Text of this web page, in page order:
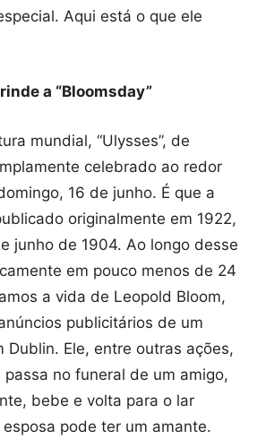
Aqui está o que ele
a “Bloomsday”
mundial, “Ulysses”, de
celebrado ao redor
16 de junho. É que a
originalmente em 1922,
junho de 1904. Ao longo desse
em pouco menos de 24
a vida de Leopold Bloom,
publicitários de um
Dublin. Ele, entre outras ações,
no funeral de um amigo,
bebe e volta para o lar
pode ter um amante.